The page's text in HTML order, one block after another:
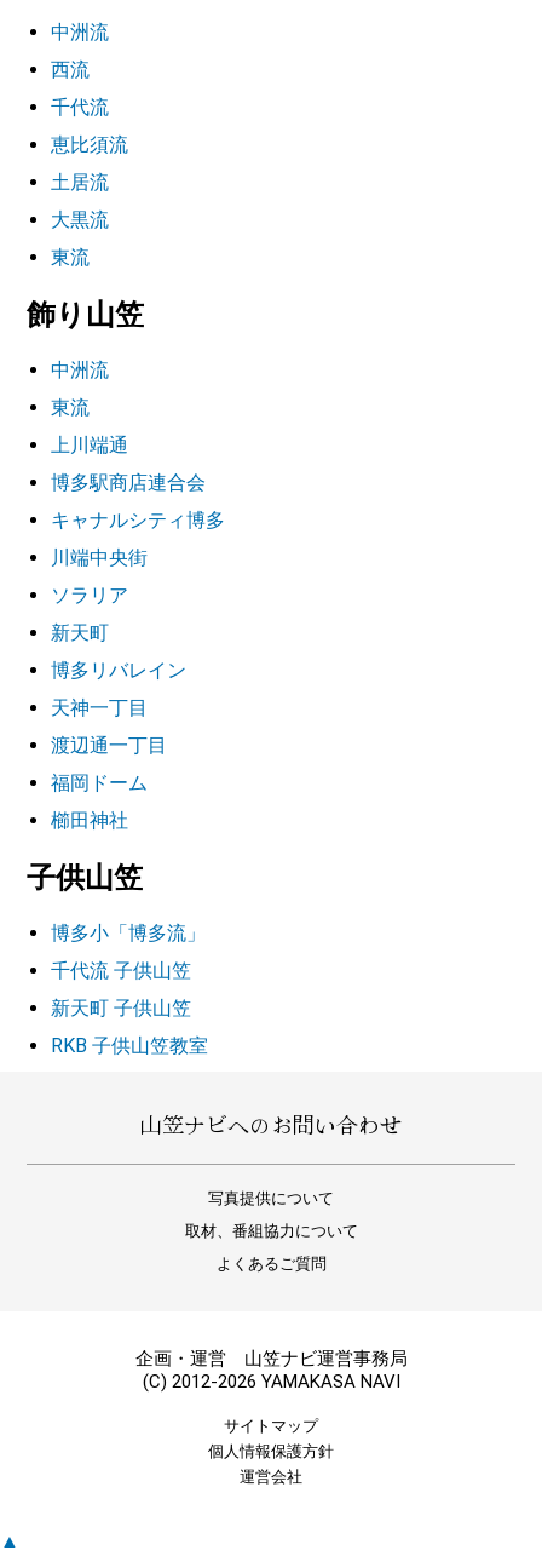
中洲流
西流
千代流
恵比須流
土居流
大黒流
東流
飾り山笠
中洲流
東流
上川端通
博多駅商店連合会
キャナルシティ博多
川端中央街
ソラリア
新天町
博多リバレイン
天神一丁目
渡辺通一丁目
福岡ドーム
櫛田神社
子供山笠
博多小「博多流」
千代流 子供山笠
新天町 子供山笠
RKB 子供山笠教室
山笠ナビへのお問い合わせ
写真提供について
取材、番組協力について
よくあるご質問
企画・運営 山笠ナビ運営事務局
(C) 2012-2026 YAMAKASA NAVI
サイトマップ
個人情報保護方針
運営会社
▲